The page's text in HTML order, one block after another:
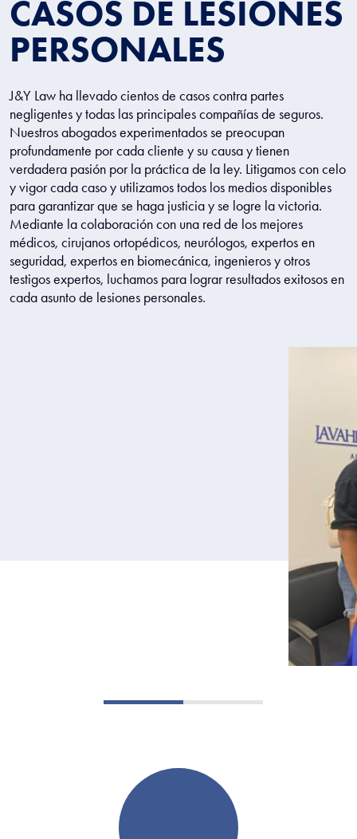
CASOS DE LESIONES
PERSONALES
J&Y Law ha llevado cientos de casos contra partes
negligentes y todas las principales compañías de seguros.
Nuestros abogados experimentados se preocupan
profundamente por cada cliente y su causa y tienen
verdadera pasión por la práctica de la ley. Litigamos con celo
y vigor cada caso y utilizamos todos los medios disponibles
para garantizar que se haga justicia y se logre la victoria.
Mediante la colaboración con una red de los mejores
médicos, cirujanos ortopédicos, neurólogos, expertos en
seguridad, expertos en biomecánica, ingenieros y otros
testigos expertos, luchamos para lograr resultados exitosos en
cada asunto de lesiones personales.